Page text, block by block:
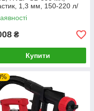
1,3 мм, 150-220 л/
4 бар
₴
Купити